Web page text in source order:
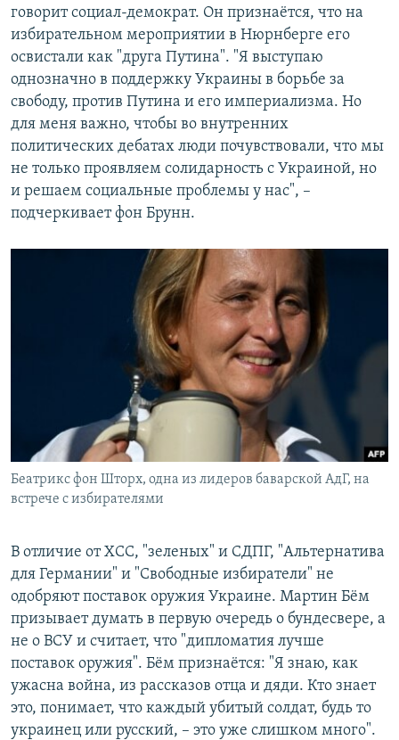
говорит социал-демократ. Он признаётся, что на
избирательном мероприятии в Нюрнберге его
освистали как "друга Путина". "Я выступаю
однозначно в поддержку Украины в борьбе за
свободу, против Путина и его империализма. Но
для меня важно, чтобы во внутренних
политических дебатах люди почувствовали, что мы
не только проявляем солидарность с Украиной, но
и решаем социальные проблемы у нас", –
подчеркивает фон Брунн.
Беатрикс фон Шторх, одна из лидеров баварской АдГ, на
встрече с избирателями
В отличие от ХСС, "зеленых" и СДПГ, "Альтернатива
для Германии" и "Свободные избиратели" не
одобряют поставок оружия Украине. Мартин Бём
призывает думать в первую очередь о бундесвере, а
не о ВСУ и считает, что "дипломатия лучше
поставок оружия". Бём признаётся: "Я знаю, как
ужасна война, из рассказов отца и дяди. Кто знает
это, понимает, что каждый убитый солдат, будь то
украинец или русский, ­– это уже слишком много".